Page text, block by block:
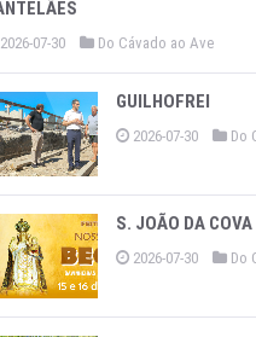
07-30 Do Cávado ao Ave
GUILHOFREI
2026-07-30 Do
S. JOÃO DA COVA
2026-07-30 Do